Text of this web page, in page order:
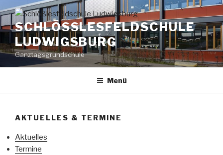
Zum
Inhalt
springenSCHLÖSSLESFELDSCHULE L
UDWIGSBURG
Ganztagsgrundschule
Menü
AKTUELLES & TERMINE
Aktuelles
Termine